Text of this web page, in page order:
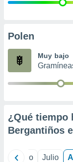
e
publicidad
Polen
Muy bajo
¿Qué tiempo
Bergantiños
Junio Julio